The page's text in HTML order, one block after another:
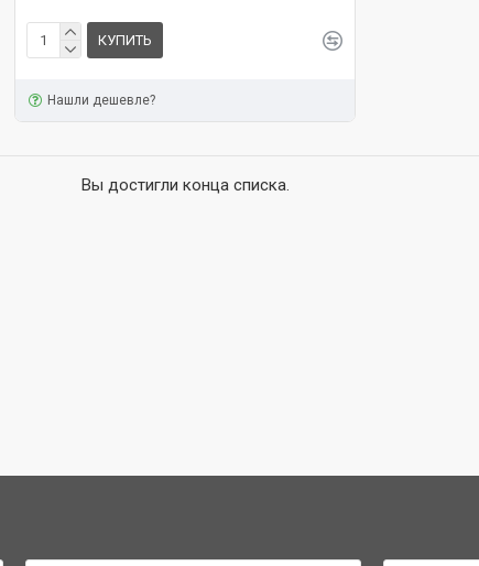
КУПИТЬ
Нашли дешевле?
Вы достигли конца списка.